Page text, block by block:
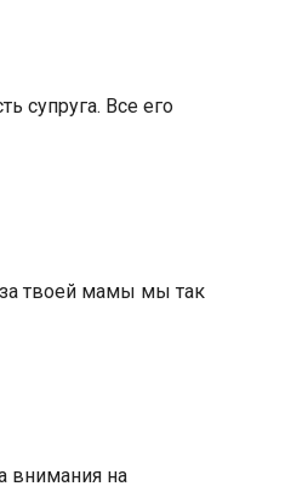
супруга. Все его
твоей мамы мы так
внимания на